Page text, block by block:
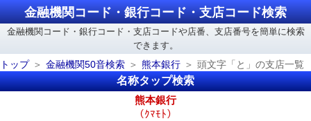
金融機関コード・銀行コード・支店コード検索
金融機関コード・銀行コード・支店コードや店番、支店番号を簡単に検索
できます。
トップ
金融機関50音検索 熊本銀行 頭文字「と」の支店一覧
名称タップ検索
熊本銀行
（ｸﾏﾓﾄ）